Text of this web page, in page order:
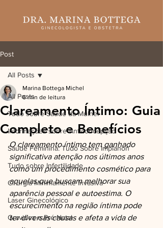
Post
All Posts
Tudo sobre Saúde da Mulher
Informações sobre Anticoncepção
Saúde Feminina: Tudo Sobre Implanon
Tudo sobre Infertilidade
Cirurgia Minimamente Invasiva
Laser Ginecológico
Gravidez e Pré-Natal
All Posts
Clareamento Íntimo: Guia
Completo e Benefícios
Marina Bottega Michel
6 min de leitura
O clareamento íntimo tem ganhado
significativa atenção nos últimos anos
como um procedimento cosmético para
aquelas que buscam melhorar sua
aparência pessoal e autoestima. O
escurecimento na região íntima pode
ter diversas causas e afeta a vida de